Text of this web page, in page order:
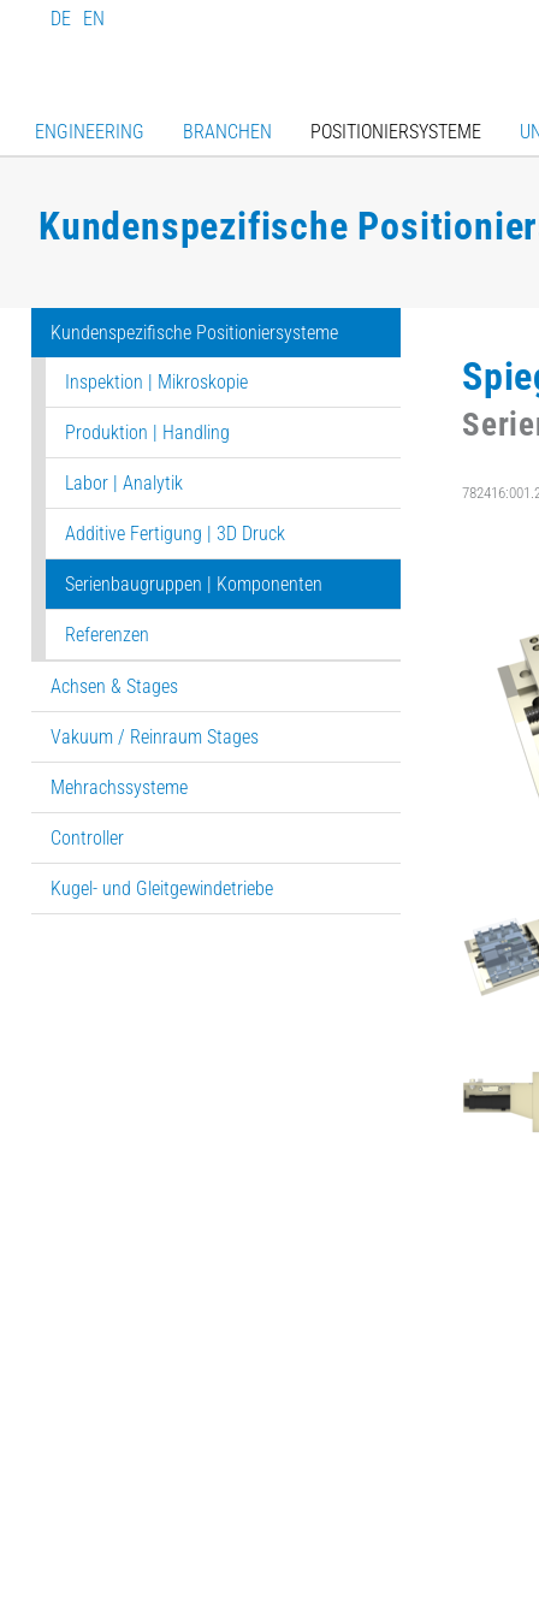
DE EN
ENGINEERING BRANCHEN POSITIONIERSYSTEME
Kundenspezifische
Kundenspezifische Positioniersysteme
Inspektion | Mikroskopie
Produktion | Handling
Labor | Analytik
Additive Fertigung | 3D Druck
Serienbaugruppen | Komponenten
Referenzen
Achsen & Stages
Vakuum / Reinraum Stages
Mehrachssysteme
Controller
Kugel- und Gleitgewindetriebe